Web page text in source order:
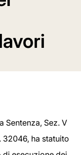
Sentenza, Sez. V
32046, ha statuito